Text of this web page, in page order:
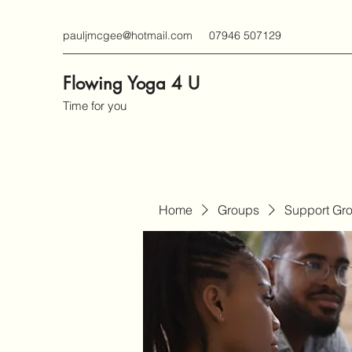
pauljmcgee@hotmail.com 07946 507129
Flowing Yoga 4 U
Time for you
Home Groups Support